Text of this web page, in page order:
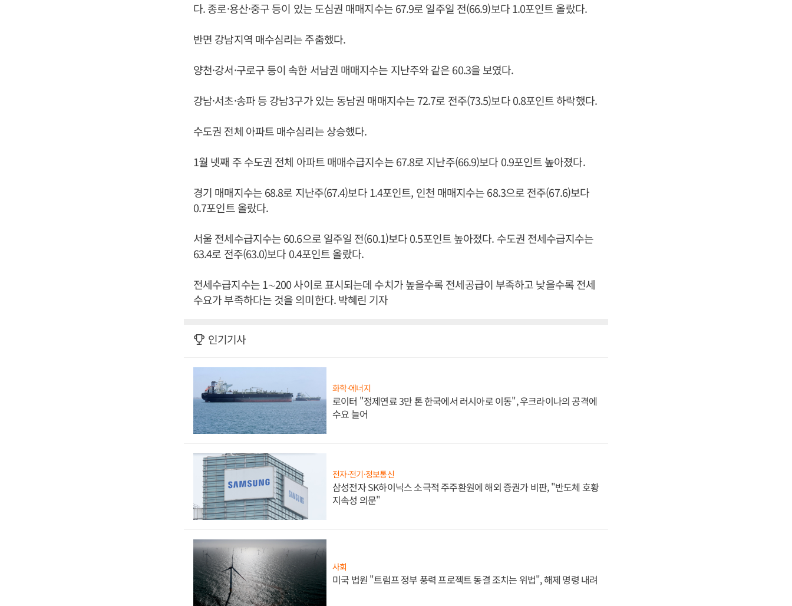
다. 종로·용산·중구 등이 있는 도심권 매매지수는 67.9로 일주일 전(66.9)보다 1.0포인트 올랐다.
반면 강남지역 매수심리는 주춤했다.
양천·강서·구로구 등이 속한 서남권 매매지수는 지난주와 같은 60.3을 보였다.
강남·서초·송파 등 강남3구가 있는 동남권 매매지수는 72.7로 전주(73.5)보다 0.8포인트 하락했다.
수도권 전체 아파트 매수심리는 상승했다.
1월 넷째 주 수도권 전체 아파트 매매수급지수는 67.8로 지난주(66.9)보다 0.9포인트 높아졌다.
경기 매매지수는 68.8로 지난주(67.4)보다 1.4포인트, 인천 매매지수는 68.3으로 전주(67.6)보다
0.7포인트 올랐다.
서울 전세수급지수는 60.6으로 일주일 전(60.1)보다 0.5포인트 높아졌다. 수도권 전세수급지수는
63.4로 전주(63.0)보다 0.4포인트 올랐다.
전세수급지수는 1∼200 사이로 표시되는데 수치가 높을수록 전세공급이 부족하고 낮을수록 전세
수요가 부족하다는 것을 의미한다. 박혜린 기자
인기기사
화학·에너지
로이터 "정제연료 3만 톤 한국에서 러시아로 이동", 우크라이나의 공격에
수요 늘어
전자·전기·정보통신
삼성전자 SK하이닉스 소극적 주주환원에 해외 증권가 비판, "반도체 호황
지속성 의문"
사회
미국 법원 "트럼프 정부 풍력 프로젝트 동결 조치는 위법", 해제 명령 내려